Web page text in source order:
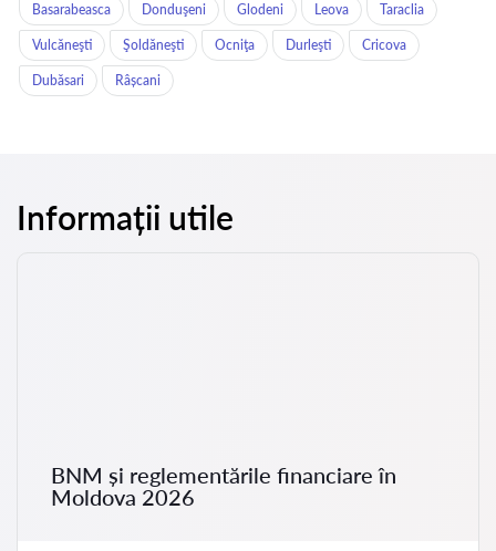
Basarabeasca Donduşeni Glodeni Leova Taraclia
Vulcăneşti Şoldăneşti Ocniţa Durleşti Cricova
Dubăsari Râșcani
Informații utile
BNM și reglementările financiare în
Moldova 2026